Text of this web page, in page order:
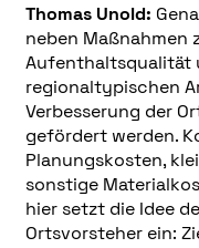
Thomas Unold:
neben Maßnahmen
Aufenthaltsqualität
regionaltypischen
Verbesserung der
gefördert werden.
Planungskosten,
sonstige
hier setzt die Idee
Ortsvorsteher ein: